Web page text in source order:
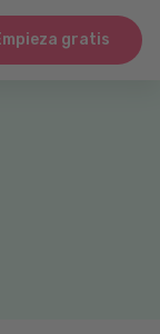
gratis